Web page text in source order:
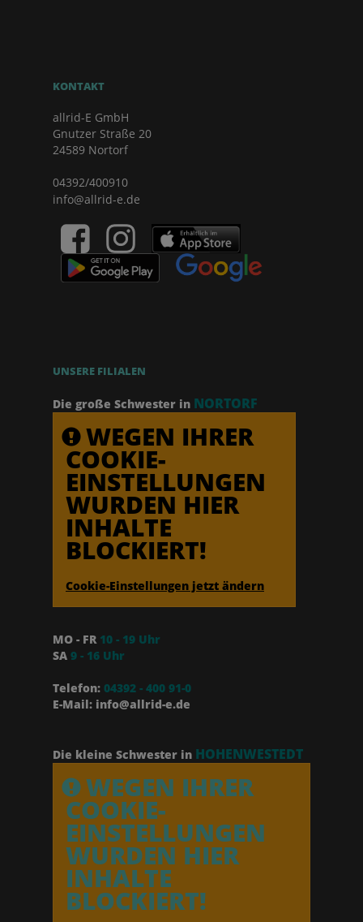
KONTAKT
allrid-E GmbH
Gnutzer Straße 20
24589 Nortorf
04392/400910
info@allrid-e.de
UNSERE FILIALEN
Die große Schwester in NORTORF
WEGEN IHRER
COOKIE-
EINSTELLUNGEN
WURDEN HIER
INHALTE
BLOCKIERT!
Cookie-Einstellungen jetzt ändern
MO - FR 10 - 19 Uhr
SA 9 - 16 Uhr
Telefon: 04392 - 400 91-0
E-Mail: info@allrid-e.de
Die kleine Schwester in HOHENWESTEDT
WEGEN IHRER
COOKIE-
EINSTELLUNGEN
WURDEN HIER
INHALTE
BLOCKIERT!